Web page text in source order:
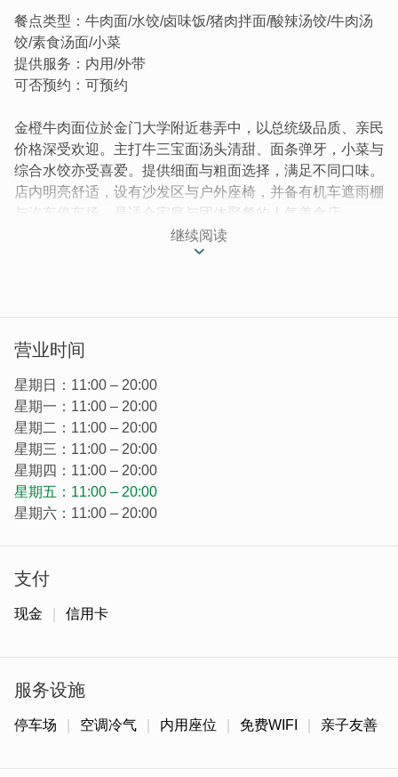
餐点类型：牛肉面/水饺/卤味饭/猪肉拌面/酸辣汤饺/牛肉汤
饺/素食汤面/小菜
提供服务：内用/外带
可否预约：可预约
金橙牛肉面位於金门大学附近巷弄中，以总统级品质、亲民
价格深受欢迎。主打牛三宝面汤头清甜、面条弹牙，小菜与
综合水饺亦受喜爱。提供细面与粗面选择，满足不同口味。
店内明亮舒适，设有沙发区与户外座椅，并备有机车遮雨棚
与汽车停车场，是适合家庭与团体聚餐的人气美食店。
｜总统级牛肉面，平价享受｜
小菜也非常美味，使得顾客一再回访！
工面条弹牙有嚼劲，提供细面和粗面两种选择，十分适合喜
爱牛肉的你，再搭配清爽可口的小菜，真的是绝配！
继续阅读
营业时间
星期日：11:00 – 20:00
星期一：11:00 – 20:00
星期二：11:00 – 20:00
星期三：11:00 – 20:00
星期四：11:00 – 20:00
星期五：11:00 – 20:00
星期六：11:00 – 20:00
支付
现金 信用卡
服务设施
停车场 空调冷气 内用座位 免费WIFI 亲子友善